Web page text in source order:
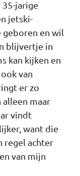
35-jarige
jetski-
en wil
blijvertje in
kan kijken en
van
er zo
alleen maar
vindt
want die
regel achter
van mijn